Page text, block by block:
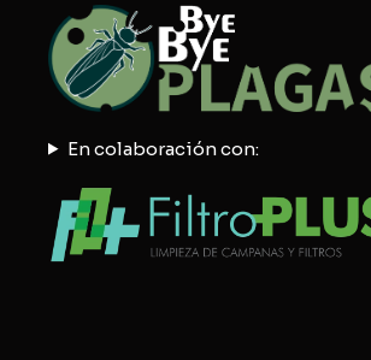
En colaboración con: